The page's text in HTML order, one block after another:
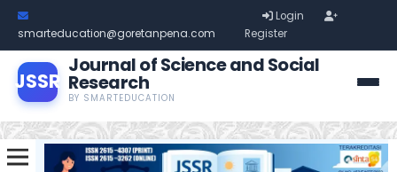
smarteducation@goretanpena.com
Login
Register
JSSR
Journal of Science and Social
Research
BY SMARTEDUCATION